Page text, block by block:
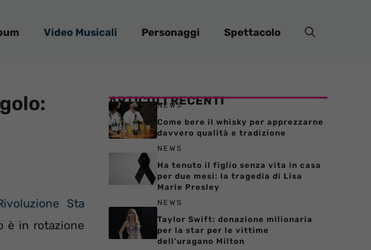
Video Musicali Personaggi Spettacolo
Sta
è in rotazione
ARTICOLI RECENTI
NEWS
Come bere il whisky per apprezzarne
davvero qualità e tradizione
NEWS
Ha tenuto il figlio senza vita in casa
per due mesi: la tragedia di Lisa
Marie Presley
NEWS
Taylor Swift: donazione milionaria
per la star per le vittime
dell’uragano Milton